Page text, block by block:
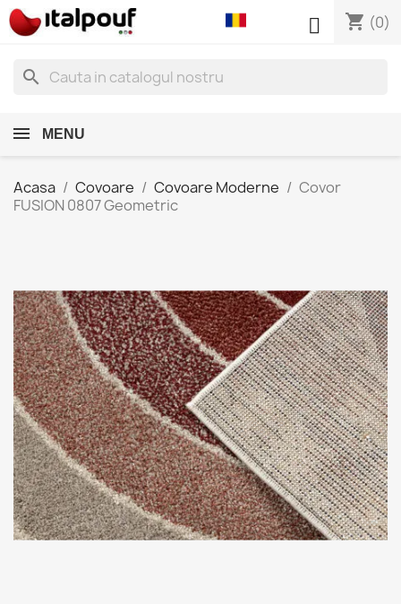
shopping_cart (0)

search
MENU
Acasa Covoare Covoare Moderne
Covor
FUSION 0807 Geometric